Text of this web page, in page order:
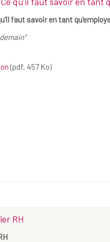
faut savoir en tant
(pdf, 457 Ko)
RH